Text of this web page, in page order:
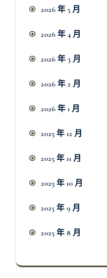
2026 年 5 月
2026 年 4 月
2026 年 3 月
2026 年 2 月
2026 年 1 月
2025 年 12 月
2025 年 11 月
2025 年 10 月
2025 年 9 月
2025 年 8 月